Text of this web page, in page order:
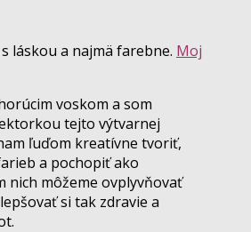
láskou a najmä farebne. Moj
voskom a som
tejto výtvarnej
ľuďom kreatívne tvoriť,
a pochopiť ako
nich môžeme ovplyvňovať
si tak zdravie a